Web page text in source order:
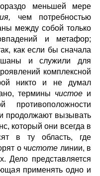
меньшей мере
чем потребностью
между собой только
и метафор;
как если бы сначала
и служили для
комплексной
никто и не думал
термины чистое и
противоположности
продолжают вызывать
который они всегда в
в ту область, где
о чистоте линии, в
Дело представляется
применять одно и